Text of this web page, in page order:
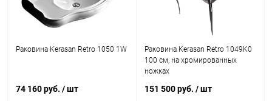
Раковина Kerasan Retro 1050 1W
74 160 руб. / шт
Раковина Kerasan Retro 1049K0
100 см, на хромированных
ножках
151 500 руб. / шт